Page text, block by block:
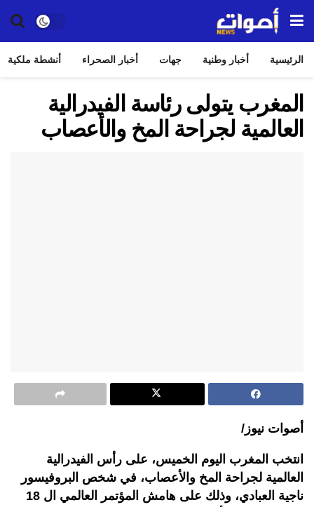
الرئيسية أخبار وطنية جهات أخبار الصحراء أنشطة ملكية
المغرب يتولى رئاسة الفيدرالية
العالمية لجراحة المخ والأعصاب
أصوات نيوز/
انتخب المغرب اليوم الخميس، على رأس الفيدرالية
العالمية لجراحة المخ والأعصاب، في شخص البروفيسور
ناجية العبادي، وذلك على هامش المؤتمر العالمي ال 18